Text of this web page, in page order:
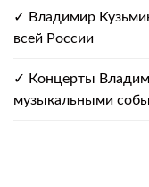
✓ Владимир
всей России
✓ Концерты
музыкальными